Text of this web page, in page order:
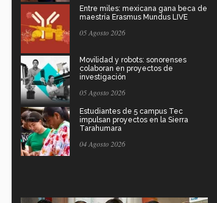
Entre miles: mexicana gana beca de
maestría Erasmus Mundus LIVE
05 Agosto 2026
Movilidad y robots: sonorenses
colaboran en proyectos de
investigación
05 Agosto 2026
Estudiantes de 5 campus Tec
impulsan proyectos en la Sierra
Tarahumara
04 Agosto 2026